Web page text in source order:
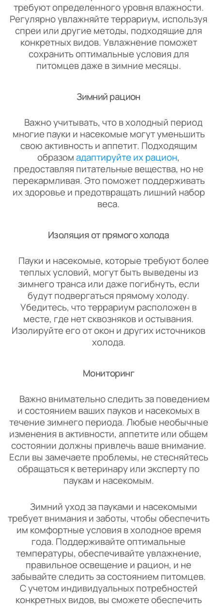
требуют определенного уровня влажности.
Регулярно увлажняйте террариум, используя
спреи или другие методы, подходящие для
конкретных видов. Увлажнение поможет
сохранить оптимальные условия для
питомцев даже в зимние месяцы.
Зимний рацион
Важно учитывать, что в холодный период
многие пауки и насекомые могут уменьшить
свою активность и аппетит. Подходящим
образомадаптируйте их рацион,
предоставляя питательные вещества, но не
перекармливая. Это поможет поддерживать
их здоровье и предотвращать лишний набор
веса.
Изоляция от прямого холода
Пауки и насекомые, которые требуют более
теплых условий, могут быть выведены из
зимнего транса или даже погибнуть, если
будут подвергаться прямому холоду.
Убедитесь, что террариум расположен в
месте, где нет сквозняков и остывания.
Изолируйте его от окон и других источников
холода.
Мониторинг
Важно внимательно следить за поведением
и состоянием ваших пауков и насекомых в
течение зимнего периода. Любые необычные
изменения в активности, аппетите или общем
состоянии должны привлечь ваше внимание.
Если вы замечаете проблемы, не стесняйтесь
обращаться к ветеринару или эксперту по
паукам и насекомым.
Зимний уход за пауками и насекомыми
требует внимания и заботы, чтобы обеспечить
им комфортные условия в холодное время
года. Поддерживайте оптимальные
температуры, обеспечивайте увлажнение,
правильное освещение и рацион, и не
забывайте следить за состоянием питомцев.
С учетом индивидуальных потребностей
конкретных видов, вы сможете обеспечить